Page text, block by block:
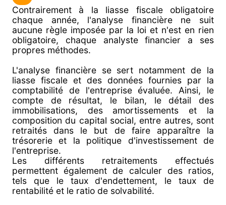
Contrairement à la liasse fiscale obligatoire
chaque année, l'analyse financière ne suit
aucune règle imposée par la loi et n'est en rien
obligatoire, chaque analyste financier a ses
propres méthodes.
L'analyse financière se sert notamment de la
liasse fiscale et des données fournies par la
comptabilité de l'entreprise évaluée. Ainsi, le
compte de résultat, le bilan, le détail des
immobilisations, des amortissements et la
composition du capital social, entre autres, sont
retraités dans le but de faire apparaître la
trésorerie et la politique d'investissement de
l'entreprise.
Les différents retraitements effectués
permettent également de calculer des ratios,
tels que le taux d'endettement, le taux de
rentabilité et le ratio de solvabilité.